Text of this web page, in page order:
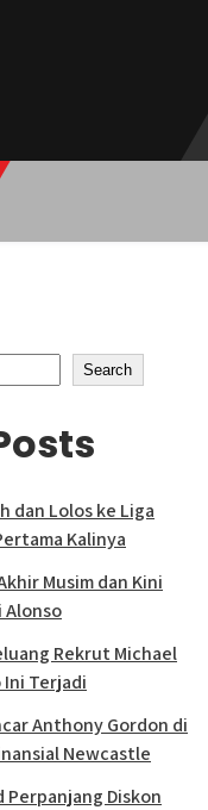
Search
dan Lolos ke Liga
Kalinya
Musim dan Kini
Alonso
Rekrut Michael
Ini Terjadi
Anthony Gordon di
Newcastle
Diskon